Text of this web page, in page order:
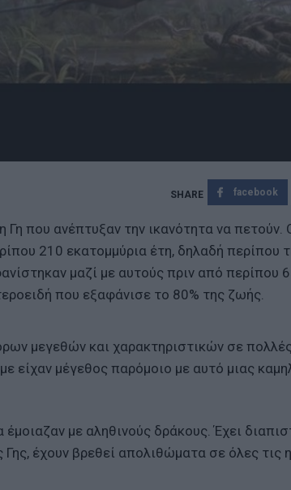
facebook
που ανέπτυξαν την ικανότητα να πετούν.
210 εκατομμύρια έτη, δηλαδή περίπου
μαζί με αυτούς πριν από περίπου
που εξαφάνισε το 80% της ζωής.
μεγεθών και χαρακτηριστικών σε
είχαν μέγεθος παρόμοιο με αυτό μιας
με αληθινούς δράκους. Έχει
έχουν βρεθεί απολιθώματα σε όλες τις